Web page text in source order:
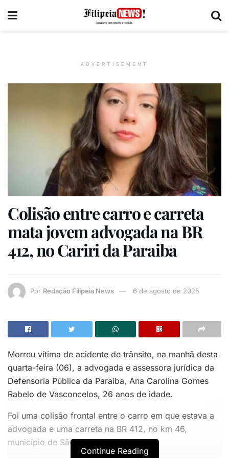
ADVERTISEMENT
Colisão entre carro e carreta
mata jovem advogada na BR
412, no Cariri da Paraiba
Por Redação Filipeia News 6 de agosto de 2025
Morreu vítima de acidente de trânsito, na manhã desta
quarta-feira (06), a advogada e assessora jurídica da
Defensoria Pública da Paraíba, Ana Carolina Gomes
Rabelo de Vasconcelos, 26 anos de idade.
Foi uma colisão frontal entre o carro em que estava a
advogada e uma carreta na BR 412, no km 46,
município de São João do Cariri.
Continue Reading